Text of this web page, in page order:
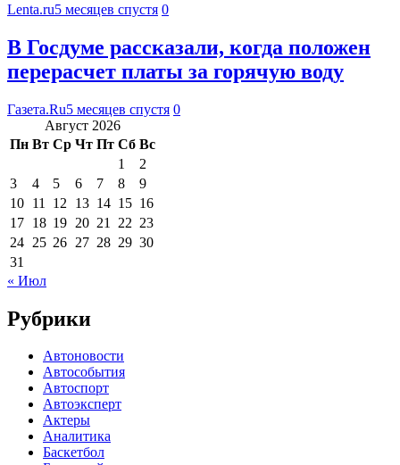
Lenta.ru5 месяцев спустя 0
В Госдуме рассказали, когда положен
перерасчет платы за горячую воду
Газета.Ru5 месяцев спустя 0
Август 2026
Пн Вт Ср Чт Пт Сб Вс
1
2
3
4 5 6 7 8
9
10 11 12 13 14 15 16
17 18 19 20 21 22 23
24 25 26 27 28 29 30
31
« Июл
Рубрики
Автоновости
Автособытия
Автоспорт
Автоэксперт
Актеры
Аналитика
Баскетбол